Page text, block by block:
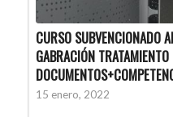
CURSO SUBVENCIONADO
GABRACIÓN
15 enero, 2022